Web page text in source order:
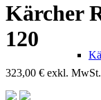
Kärcher
120
323,00 € exkl. MwSt.